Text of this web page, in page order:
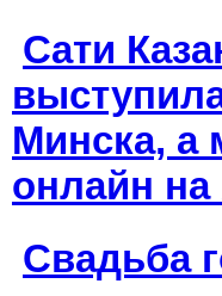
Сати
Минска, а
онлайн
Свадьба